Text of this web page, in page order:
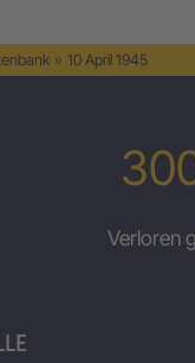
» 10 April 1945
Verloren